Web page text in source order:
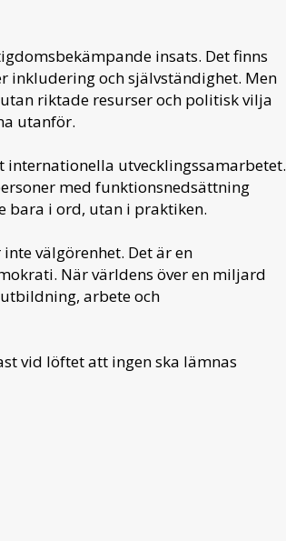
insats. Det finns
inkludering och självständighet. Men
riktade resurser och politisk vilja
utanför.
internationella utvecklingssamarbetet.
med funktionsnedsättning
bara i ord, utan i praktiken.
välgörenhet. Det är en
När världens över en miljard
arbete och
vid löftet att ingen ska lämnas